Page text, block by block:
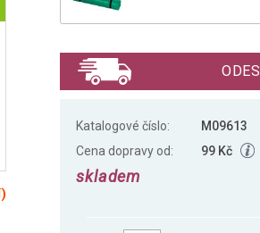
MOVIT Podložka
Katalogové číslo:
M09613
Cena dopravy od:
99 Kč
skladem